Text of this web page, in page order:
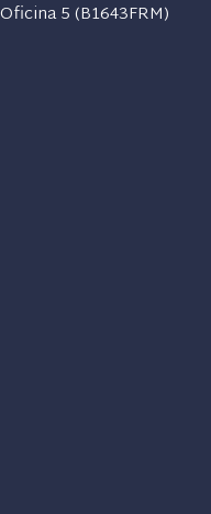
5 (B1643FRM)